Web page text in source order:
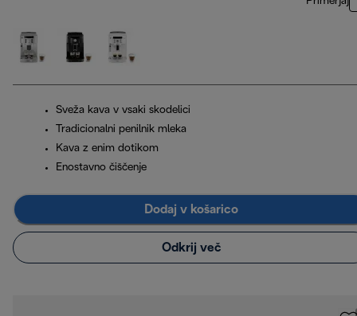
Sveža kava v vsaki skodelici
Tradicionalni penilnik mleka
Kava z enim dotikom
Enostavno čiščenje
Dodaj v košarico
Odkrij več